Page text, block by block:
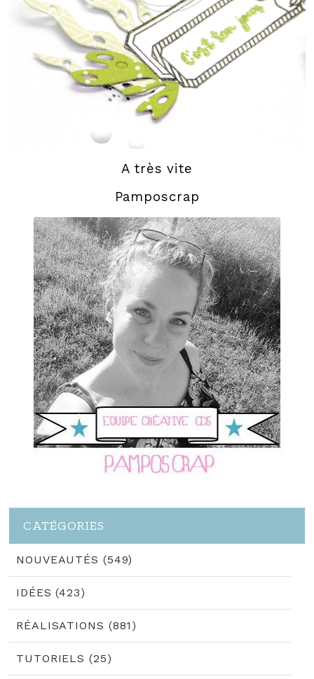
A très vite
Pamposcrap
CATÉGORIES
NOUVEAUTÉS (549)
IDÉES (423)
RÉALISATIONS (881)
TUTORIELS (25)